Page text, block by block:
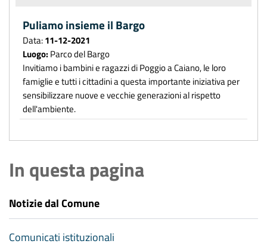
Puliamo insieme il Bargo
Data:11-12-2021
Luogo: Parco del Bargo
Invitiamo i bambini e ragazzi di Poggio a Caiano, le loro
famiglie e tutti i cittadini a questa importante iniziativa per
sensibilizzare nuove e vecchie generazioni al rispetto
dell'ambiente.
In questa pagina
Notizie dal Comune
Comunicati istituzionali